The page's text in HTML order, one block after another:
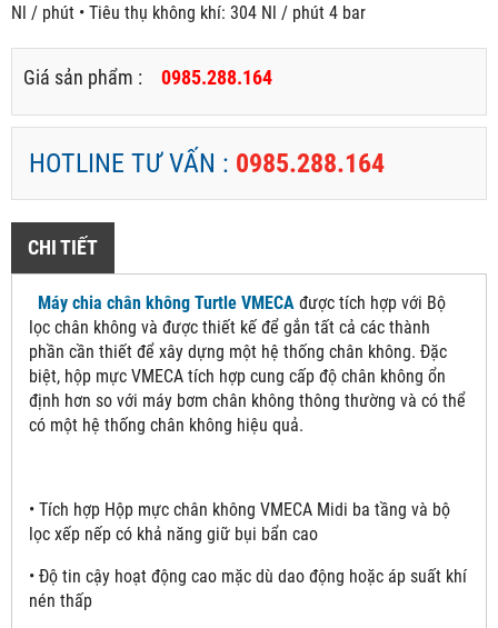
Nl / phút • Tiêu thụ không khí: 304 Nl / phút 4 bar
Giá sản phẩm : 0985.288.164
HOTLINE TƯ VẤN : 0985.288.164
CHI TIẾT
Máy chia chân không Turtle VMECA được tích hợp với Bộ
lọc chân không và được thiết kế để gắn tất cả các thành
phần cần thiết để xây dựng một hệ thống chân không. Đặc
biệt, hộp mực VMECA tích hợp cung cấp độ chân không ổn
định hơn so với máy bơm chân không thông thường và có thể
có một hệ thống chân không hiệu quả.
• Tích hợp Hộp mực chân không VMECA Midi ba tầng và bộ
lọc xếp nếp có khả năng giữ bụi bẩn cao
• Độ tin cậy hoạt động cao mặc dù dao động hoặc áp suất khí
nén thấp